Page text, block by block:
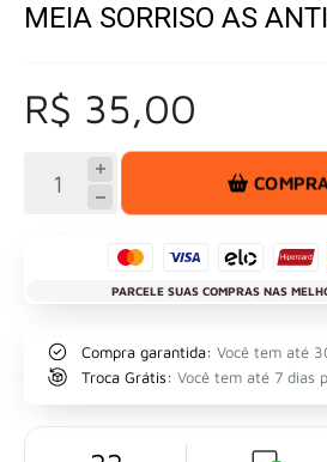
MEIA SORRISO AS
R$ 35,00
PARCELE SUAS COMPRAS NAS
Compra garantida: Você tem até
Troca Grátis: Você tem até 7 dias